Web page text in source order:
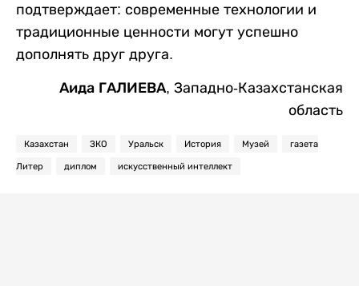
подтверждает: современные технологии и
традиционные ценности могут успешно
дополнять друг друга.
Аида ГАЛИЕВА, Западно-Казахстанская
область
Казахстан ЗКО Уральск История Музей газета
Литер диплом искусственный интеллект